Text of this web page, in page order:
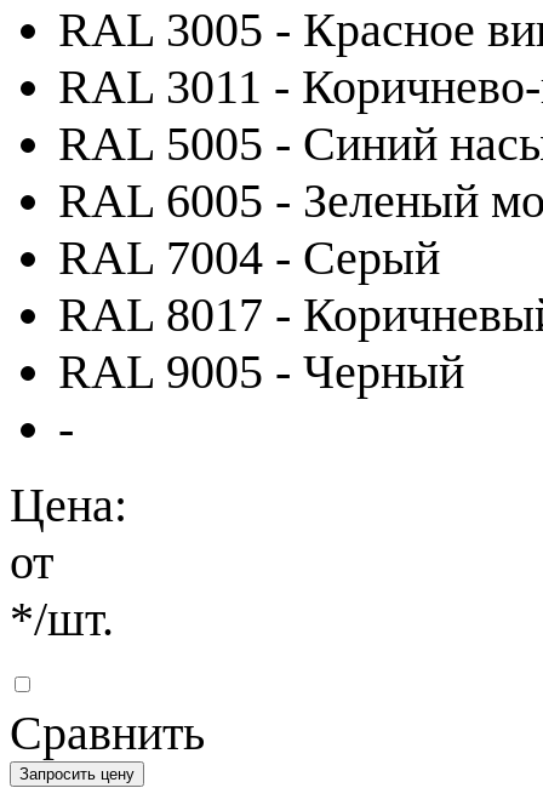
RAL 3005 - Красное
RAL 3011 -
RAL 5005 - Синий
RAL 6005 - Зеленый
RAL 7004 - Серый
RAL 8017 -
RAL 9005 - Черный
-
Цена:
от
*/шт.
Сравнить
Запросить цену